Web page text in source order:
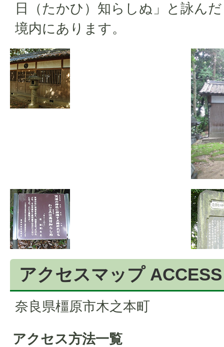
日（たかひ）知らしぬ」と詠ん
境内にあります。
アクセスマップ
奈良県橿原市木之本町
アクセス方法一覧